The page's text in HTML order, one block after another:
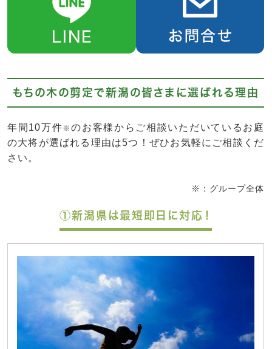
もちの木の剪定で新潟の皆さまに選ばれる理由
年間10万件※のお客様からご相談いただいているお庭
の大将が選ばれる理由は5つ！ぜひお気軽にご相談くだ
さい。
※：グループ全体
①新潟県は最短即日に対応！